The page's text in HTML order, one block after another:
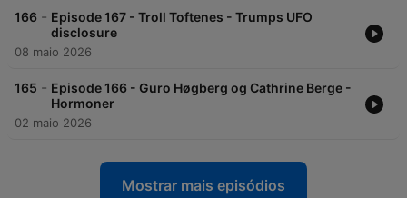
166 - Episode 167 - Troll Toftenes - Trumps UFO
disclosure
08 maio 2026
165 - Episode 166 - Guro Høgberg og Cathrine Berge -
Hormoner
02 maio 2026
Mostrar mais episódios